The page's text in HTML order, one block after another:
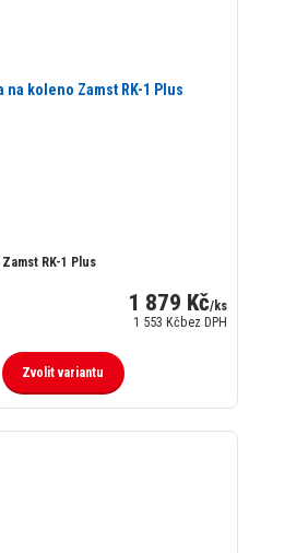
RK-1 Plus
1 879 Kč/ks
1 553 Kčbez DPH
Zvolit variantu